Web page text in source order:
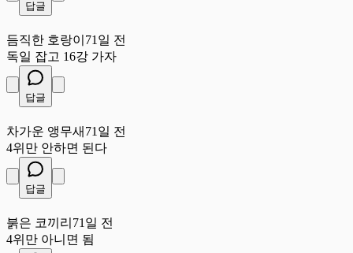
답글
듬직한 호랑이 71일 전
독일 잡고 16강 가자
답글
차가운 앵무새 71일 전
4위만 안하면 된다
답글
붉은 코끼리 71일 전
4위만 아니면 됨